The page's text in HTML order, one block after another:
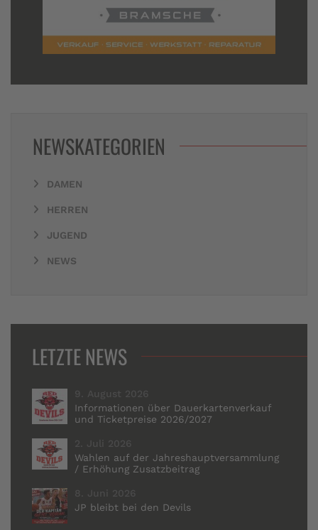
NEWSKATEGORIEN
DAMEN
HERREN
JUGEND
NEWS
LETZTE NEWS
9. August 2026
Informationen über Dauerkartenverkauf
und Ticketpreise 2026/2027
2. Juli 2026
Wahlen auf der Jahreshauptversammlung
/ Erhöhung Zusatzbeitrag
8. Juni 2026
JP bleibt bei den Devils